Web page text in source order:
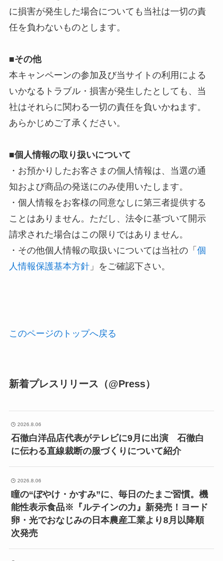
に損害が発生した場合についても当社は一切の責
任を負わないものとします。
■その他
本キャンペーンの参加及び当サイトの利用による
いかなるトラブル・損害が発生したとしても、当
社はそれらに関わる一切の責任を負いかねます。
あらかじめご了承ください。
■個人情報の取り扱いについて
・お預かりしたお客さまの個人情報は、当選の通
知および商品の発送にのみ使用いたします。
・個人情報をお客様の同意なしに第三者提供する
ことはありません。ただし、法令に基づいて開示
請求された場合はこの限りではありません。
・その他個人情報の取扱いについては当社の「 個
人情報保護基本方針」をご確認下さい。
このページのトップへ戻る
新着プレスリリース（@Press）
2026.8.06
石徹白洋品店代表がテレビに9月に出演 石徹白
に伝わる直線裁断の服づくりについて紹介
2026.8.06
瞳の“ぼやけ・かすみ”に、毎日のたまご習慣。機
能性表示食品※『ルテインの力』新発売！ヨード
卵・光でおなじみの日本農産工業より8月以降順
次発売